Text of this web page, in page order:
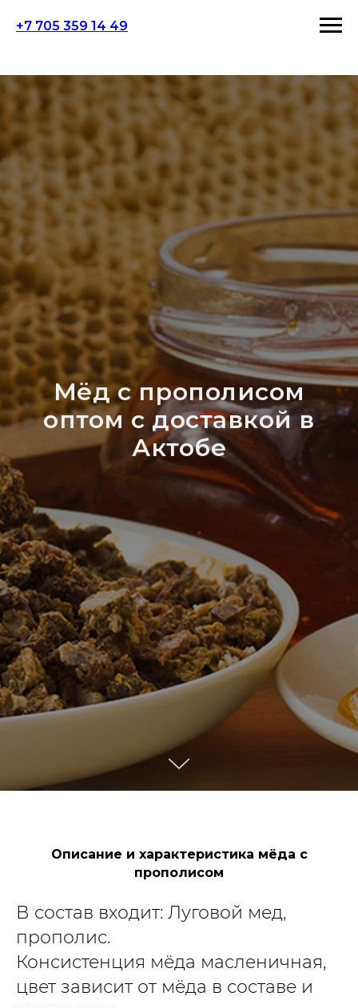
+7 705 359 14 49
Мёд с прополисом
оптом с доставкой в
Актобе
Описание и характеристика мёда с
прополисом
В состав входит: Луговой мед,
прополис.
Консистенция мёда масленичная,
цвет зависит от мёда в составе и